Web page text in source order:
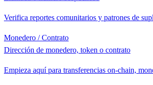
Verifica reportes comunitarios y patrones de
Monedero / Contrato
Dirección de monedero, token o contrato
Empieza aquí para transferencias on-chain,